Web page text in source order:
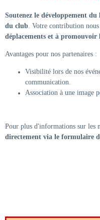
Soutenez le développement
du club. Votre contribution nous
déplacements et à promouvoir
Avantages pour nos partenaires :
Visibilité lors de nos
communication.
Association à une image
Pour plus d'informations sur les
directement via le formulaire